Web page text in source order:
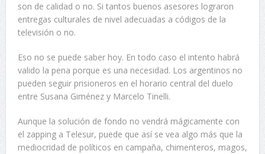
son de calidad o no. Si tantos buenos asesores lograron
entregas culturales de nivel adecuadas a códigos de la
televisión o no.
Eso no se puede saber hoy. En todo caso el intento habrá
valido la pena porque es una necesidad. Los argentinos no
pueden seguir prisioneros en el horario central del duelo
entre Susana Giménez y Marcelo Tinelli.
Aunque la solución de fondo no vendrá mágicamente con
el zapping a Telesur, puede que así se vea algo más que la
mediocridad de políticos en campaña, chimenteros, magos,